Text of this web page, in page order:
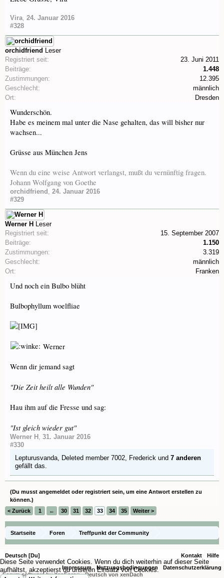
Vira, 24. Januar 2016
#328
orchidfriend Leser
Registriert seit:
23. Juni 2011
Beiträge:
1.448
Zustimmungen:
12.395
Geschlecht:
männlich
Ort:
Dresden
Wunderschön.
Habe es meinem mal unter die Nase gehalten, das will bisher nur
wachsen...
Grüsse aus München Jens
Wenn du eine weise Antwort verlangst, mußt du vernünftig fragen.
Johann Wolfgang von Goethe
orchidfriend , 24. Januar 2016
#329
Werner H Leser
Registriert seit:
15. September 2007
Beiträge:
1.150
Zustimmungen:
3.319
Geschlecht:
männlich
Ort:
Franken
Und noch ein Bulbo blüht
Bulbophyllum woelfliae
Werner
Wenn dir jemand sagt
"Die Zeit heilt alle Wunden"
Hau ihm auf die Fresse und sag:
"Ist gleich wieder gut"
Werner H , 31. Januar 2016
#330
Lepturusvanda, Deleted member 7002, Frederick und 7 anderen
gefällt das.
(Du musst angemeldet oder registriert sein, um eine Antwort erstellen zu
können.)
< Zurück
1 ← 30 31 32 33 34 35 Weiter >
Startseite Foren
Treffpunkt der Community
Orchideenfotos (Naturformen)
Deutsch [Du]
Kontakt
Hilfe
Impressum
Nutzungsbedingungen
Datenschutzerklärung
Forum software by XenForo® -Deutsch von xenDach
Diese Seite verwendet Cookies. Wenn du dich weiterhin auf dieser Seite
aufhältst, akzeptierst du unseren Einsatz von Cookies.